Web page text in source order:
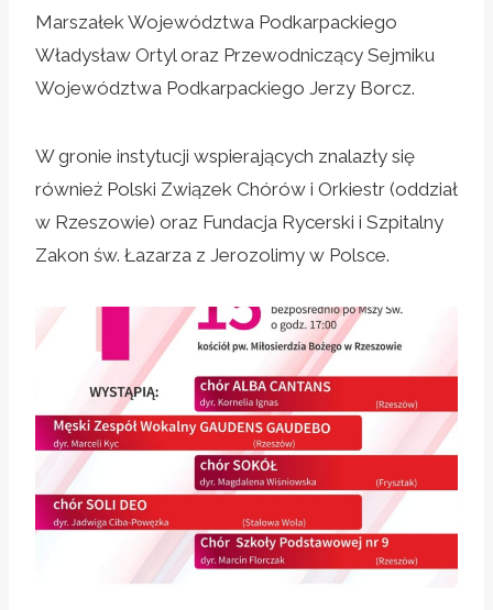
Marszałek Województwa Podkarpackiego
Władysław Ortyl oraz Przewodniczący Sejmiku
Województwa Podkarpackiego Jerzy Borcz.
W gronie instytucji wspierających znalazły się
również Polski Związek Chórów i Orkiestr (oddział
w Rzeszowie) oraz Fundacja Rycerski i Szpitalny
Zakon św. Łazarza z Jerozolimy w Polsce.